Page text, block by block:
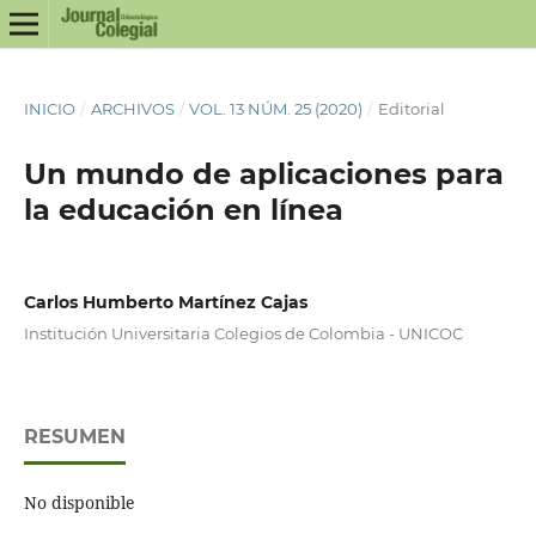
INICIO / ARCHIVOS / VOL. 13 NÚM. 25 (2020) / Editorial
Un mundo de aplicaciones para
la educación en línea
Carlos Humberto Martínez Cajas
Institución Universitaria Colegios de Colombia - UNICOC
RESUMEN
No disponible